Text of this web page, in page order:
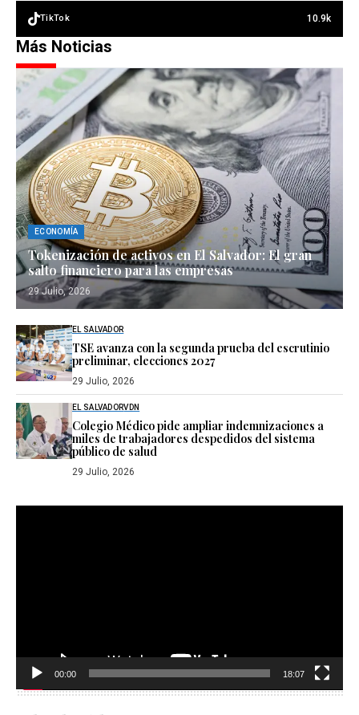
TikTok 10.9k
Más Noticias
ECONOMÍA
Tokenización de activos en El Salvador: El gran
salto financiero para las empresas
29 Julio, 2026
EL SALVADOR
TSE avanza con la segunda prueba del escrutinio
preliminar, elecciones 2027
29 Julio, 2026
EL SALVADORVDN
Colegio Médico pide ampliar indemnizaciones a
miles de trabajadores despedidos del sistema
público de salud
29 Julio, 2026
00:00 18:07